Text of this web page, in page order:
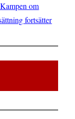
om
fortsätter